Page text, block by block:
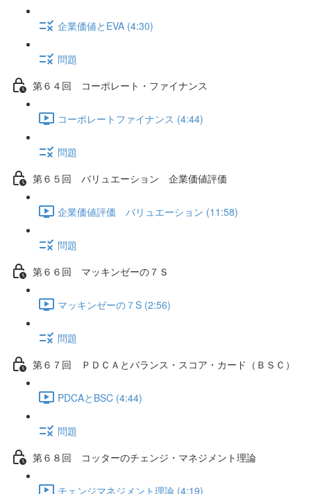
企業価値とEVA (4:30)
問題
第６４回 コーポレート・ファイナンス
コーポレートファイナンス (4:44)
問題
第６５回 バリュエーション 企業価値評価
企業価値評価 バリュエーション (11:58)
問題
第６６回 マッキンゼーの７Ｓ
マッキンゼーの７S (2:56)
問題
第６７回 ＰＤＣＡとバランス・スコア・カード（ＢＳＣ）
PDCAとBSC (4:44)
問題
第６８回 コッターのチェンジ・マネジメント理論
チェンジマネジメント理論 (4:19)